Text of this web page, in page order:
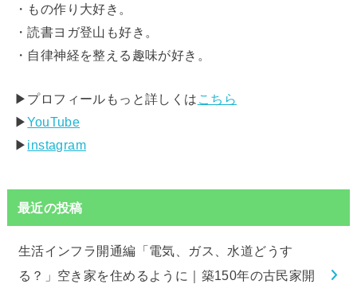
・もの作り大好き。
・読書ヨガ登山も好き。
・自律神経を整える趣味が好き。
▶︎プロフィールもっと詳しくは こちら
▶︎YouTube
▶︎ instagram
最近の投稿
生活インフラ開通編「電気、ガス、水道どうす
る？」空き家を住めるように｜築150年の古民家開